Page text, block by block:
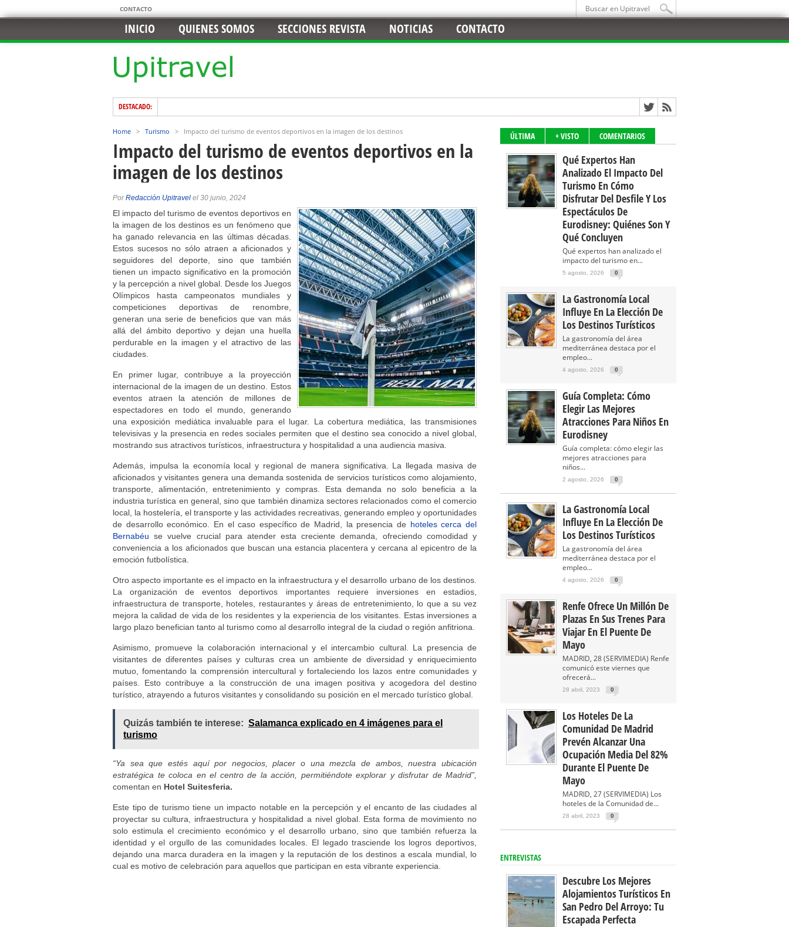
CONTACTO
INICIO QUIENES SOMOS SECCIONES REVISTA NOTICIAS CONTACTO
DESTACADO:
Home > Turismo > Impacto del turismo de eventos deportivos en la imagen de los destinos
Impacto del turismo de eventos deportivos en la
imagen de los destinos
PorRedacción Upitravel el 30 junio, 2024
El impacto del turismo de eventos deportivos en
la imagen de los destinos es un fenómeno que
ha ganado relevancia en las últimas décadas.
Estos sucesos no sólo atraen a aficionados y
seguidores del deporte, sino que también
tienen un impacto significativo en la promoción
y la percepción a nivel global. Desde los Juegos
Olímpicos hasta campeonatos mundiales y
competiciones deportivas de renombre,
generan una serie de beneficios que van más
allá del ámbito deportivo y dejan una huella
perdurable en la imagen y el atractivo de las
ciudades.
En primer lugar, contribuye a la proyección
internacional de la imagen de un destino. Estos
eventos atraen la atención de millones de
espectadores en todo el mundo, generando
una exposición mediática invaluable para el lugar. La cobertura mediática, las transmisiones
televisivas y la presencia en redes sociales permiten que el destino sea conocido a nivel global,
mostrando sus atractivos turísticos, infraestructura y hospitalidad a una audiencia masiva.
Además, impulsa la economía local y regional de manera significativa. La llegada masiva de
aficionados y visitantes genera una demanda sostenida de servicios turísticos como alojamiento,
transporte, alimentación, entretenimiento y compras. Esta demanda no solo beneficia a la
industria turística en general, sino que también dinamiza sectores relacionados como el comercio
local, la hostelería, el transporte y las actividades recreativas, generando empleo y oportunidades
de desarrollo económico. En el caso específico de Madrid, la presencia de hoteles cerca del
Bernabéu se vuelve crucial para atender esta creciente demanda, ofreciendo comodidad y
conveniencia a los aficionados que buscan una estancia placentera y cercana al epicentro de la
emoción futbolística.
Otro aspecto importante es el impacto en la infraestructura y el desarrollo urbano de los destinos.
La organización de eventos deportivos importantes requiere inversiones en estadios,
infraestructura de transporte, hoteles, restaurantes y áreas de entretenimiento, lo que a su vez
mejora la calidad de vida de los residentes y la experiencia de los visitantes. Estas inversiones a
largo plazo benefician tanto al turismo como al desarrollo integral de la ciudad o región anfitriona.
Asimismo, promueve la colaboración internacional y el intercambio cultural. La presencia de
visitantes de diferentes países y culturas crea un ambiente de diversidad y enriquecimiento
mutuo, fomentando la comprensión intercultural y fortaleciendo los lazos entre comunidades y
países. Esto contribuye a la construcción de una imagen positiva y acogedora del destino
turístico, atrayendo a futuros visitantes y consolidando su posición en el mercado turístico global.
Quizás también te interese: Salamanca explicado en 4 imágenes para el
turismo
“Ya sea que estés aquí por negocios, placer o una mezcla de ambos, nuestra ubicación
estratégica te coloca en el centro de la acción, permitiéndote explorar y disfrutar de Madrid”,
comentan en Hotel Suitesferia.
Este tipo de turismo tiene un impacto notable en la percepción y el encanto de las ciudades al
proyectar su cultura, infraestructura y hospitalidad a nivel global. Esta forma de movimiento no
solo estimula el crecimiento económico y el desarrollo urbano, sino que también refuerza la
identidad y el orgullo de las comunidades locales. El legado trasciende los logros deportivos,
dejando una marca duradera en la imagen y la reputación de los destinos a escala mundial, lo
cual es motivo de celebración para aquellos que participan en esta vibrante experiencia.
ÚLTIMA + VISTO COMENTARIOS
Qué Expertos Han
Analizado El Impacto Del
Turismo En Cómo
Disfrutar Del Desfile Y Los
Espectáculos De
Eurodisney: Quiénes Son Y
Qué Concluyen
Qué expertos han analizado el
impacto del turismo en...
5 agosto, 2026 0
La Gastronomía Local
Influye En La Elección De
Los Destinos Turísticos
La gastronomía del área
mediterránea destaca por el
empleo...
4 agosto, 2026 0
Guía Completa: Cómo
Elegir Las Mejores
Atracciones Para Niños En
Eurodisney
Guía completa: cómo elegir las
mejores atracciones para
niños...
2 agosto, 2026 0
La Gastronomía Local
Influye En La Elección De
Los Destinos Turísticos
La gastronomía del área
mediterránea destaca por el
empleo...
4 agosto, 2026 0
Renfe Ofrece Un Millón De
Plazas En Sus Trenes Para
Viajar En El Puente De
Mayo
MADRID, 28 (SERVIMEDIA) Renfe
comunicó este viernes que
ofrecerá...
28 abril, 2023 0
Los Hoteles De La
Comunidad De Madrid
Prevén Alcanzar Una
Ocupación Media Del 82%
Durante El Puente De
Mayo
MADRID, 27 (SERVIMEDIA) Los
hoteles de la Comunidad de...
28 abril, 2023 0
ENTREVISTAS
Descubre Los Mejores
Alojamientos Turísticos En
San Pedro Del Arroyo: Tu
Escapada Perfecta